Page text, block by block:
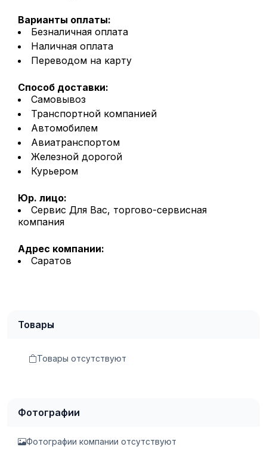
Варианты оплаты:
Безналичная оплата
Наличная оплата
Переводом на карту
Способ доставки:
Самовывоз
Транспортной компанией
Автомобилем
Авиатранспортом
Железной дорогой
Курьером
Юр. лицо:
Сервис Для Вас, торгово-сервисная
компания
Адрес компании:
Саратов
Товары
Товары отсутствуют
Фотографии
Фотографии компании отсутствуют